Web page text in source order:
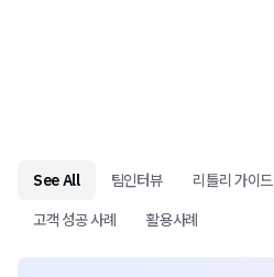
See All 팀인터뷰 리틀리 가이드
고객 성공 사례
활용사례